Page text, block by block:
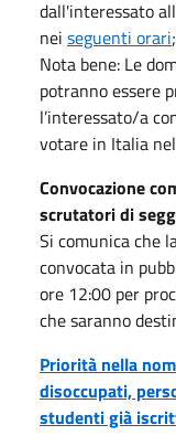
dall'interessato
nei seguenti orari;
Nota bene: Le
potranno essere
l’interessato/a
votare in Italia
Convocazione
scrutatori di
Si comunica che
convocata in
ore 12:00 per
che saranno
Priorità nella
disoccupati,
studenti già